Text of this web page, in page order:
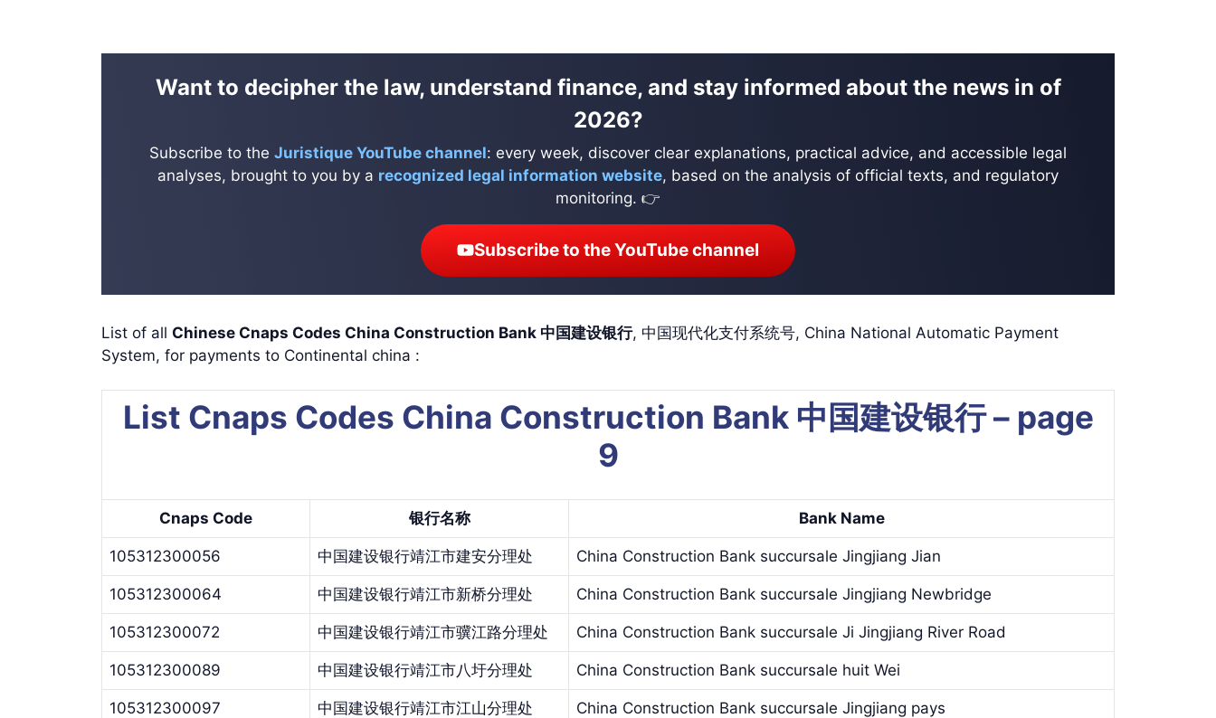
Want to decipher the law, understand finance, and stay informed about the news in of
2026?
Subscribe to the Juristique YouTube channel: every week, discover clear explanations, practical advice, and accessible legal
analyses, brought to you by a recognized legal information website, based on the analysis of official texts, and regulatory
monitoring. 👉
Subscribe to the YouTube channel
List of all Chinese Cnaps Codes China Construction Bank 中国建设银行, 中国现代化支付系统号, China National Automatic Payment
System, for payments to Continental china :
List Cnaps Codes China Construction Bank 中国建设银行 – page
9
Cnaps Code 银行名称 Bank Name
105312300056 中国建设银行靖江市建安分理处 China Construction Bank succursale Jingjiang Jian
105312300064 中国建设银行靖江市新桥分理处 China Construction Bank succursale Jingjiang Newbridge
105312300072 中国建设银行靖江市骥江路分理处 China Construction Bank succursale Ji Jingjiang River Road
105312300089 中国建设银行靖江市八圩分理处 China Construction Bank succursale huit Wei
105312300097 中国建设银行靖江市江山分理处 China Construction Bank succursale Jingjiang pays